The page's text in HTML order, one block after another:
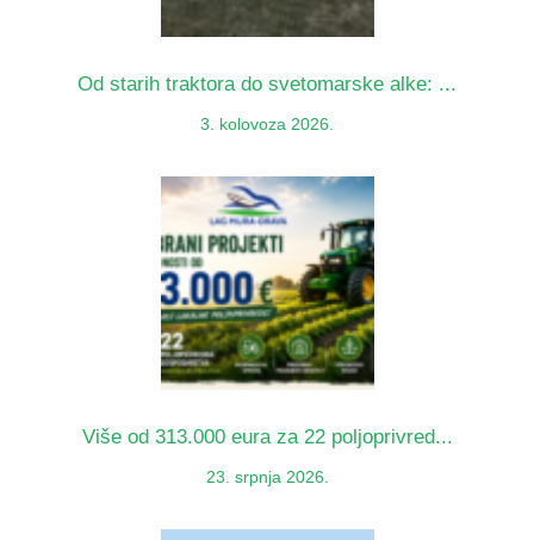
Od starih traktora do svetomarske alke: ...
3. kolovoza 2026.
Više od 313.000 eura za 22 poljoprivred...
23. srpnja 2026.